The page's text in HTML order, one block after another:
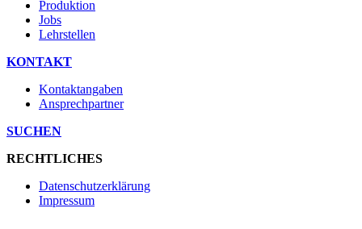
Produktion
Jobs
Lehrstellen
KONTAKT
Kontaktangaben
Ansprechpartner
SUCHEN
RECHTLICHES
Datenschutzerklärung
Impressum